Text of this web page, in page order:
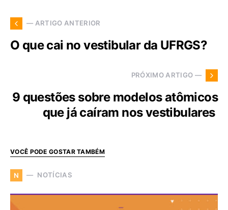
— ARTIGO ANTERIOR
O que cai no vestibular da UFRGS?
PRÓXIMO ARTIGO —
9 questões sobre modelos atômicos
que já caíram nos vestibulares
VOCÊ PODE GOSTAR TAMBÉM
N NOTÍCIAS